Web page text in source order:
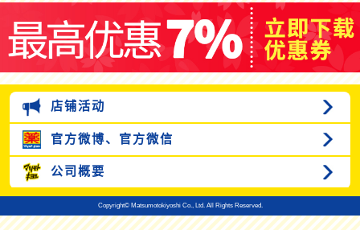
店铺活动
官方微博、 官方微信
公司概要
Copyright© Matsumotokiyoshi Co., Ltd. All Rights Reserved.